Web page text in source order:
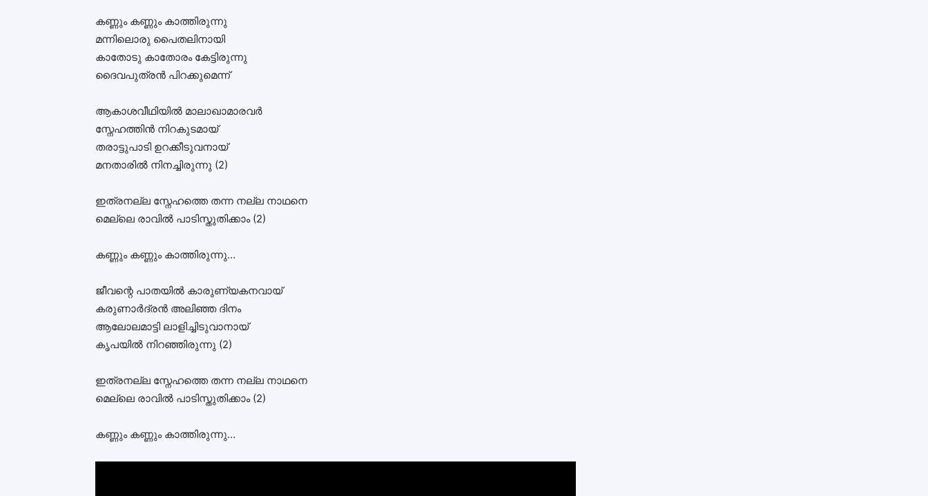
കണ്ണും കണ്ണും കാത്തിരുന്നു
മന്നിലൊരു പൈതലിനായി
കാതോടു കാതോരം കേട്ടിരുന്നു
ദൈവപുത്രൻ പിറക്കുമെന്ന്
ആകാശവീഥിയിൽ മാലാഖാമാരവർ
സ്നേഹത്തിൻ നിറകുടമായ്
തരാട്ടുപാടി ഉറക്കീടുവനായ്
മനതാരിൽ നിനച്ചിരുന്നു (2)
ഇത്രനല്ല സ്നേഹത്തെ തന്ന നല്ല നാഥനെ
മെല്ലെ രാവിൽ പാടിസ്തുതിക്കാം (2)
കണ്ണും കണ്ണും കാത്തിരുന്നു…
ജീവന്റെ പാതയിൽ കാരുണ്യകനവായ്
കരുണാർദ്രൻ അലിഞ്ഞ ദിനം
ആലോലമാട്ടി ലാളിച്ചിടുവാനായ്
കൃപയിൽ നിറഞ്ഞിരുന്നു (2)
ഇത്രനല്ല സ്നേഹത്തെ തന്ന നല്ല നാഥനെ
മെല്ലെ രാവിൽ പാടിസ്തുതിക്കാം (2)
കണ്ണും കണ്ണും കാത്തിരുന്നു…